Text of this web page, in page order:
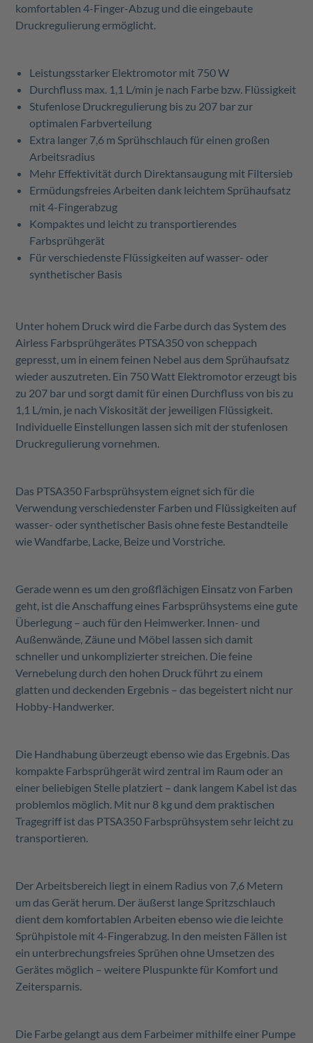
komfortablen 4-Finger-Abzug und die eingebaute
Druckregulierung ermöglicht.
Leistungsstarker Elektromotor mit 750 W
Durchfluss max. 1,1 L/min je nach Farbe bzw. Flüssigkeit
Stufenlose Druckregulierung bis zu 207 bar zur
optimalen Farbverteilung
Extra langer 7,6 m Sprühschlauch für einen großen
Arbeitsradius
Mehr Effektivität durch Direktansaugung mit Filtersieb
Ermüdungsfreies Arbeiten dank leichtem Sprühaufsatz
mit 4-Fingerabzug
Kompaktes und leicht zu transportierendes
Farbsprühgerät
Für verschiedenste Flüssigkeiten auf wasser- oder
synthetischer Basis
Unter hohem Druck wird die Farbe durch das System des
Airless Farbsprühgerätes PTSA350 von scheppach
gepresst, um in einem feinen Nebel aus dem Sprühaufsatz
wieder auszutreten. Ein 750 Watt Elektromotor erzeugt bis
zu 207 bar und sorgt damit für einen Durchfluss von bis zu
1,1 L/min, je nach Viskosität der jeweiligen Flüssigkeit.
Individuelle Einstellungen lassen sich mit der stufenlosen
Druckregulierung vornehmen.
Das PTSA350 Farbsprühsystem eignet sich für die
Verwendung verschiedenster Farben und Flüssigkeiten auf
wasser- oder synthetischer Basis ohne feste Bestandteile
wie Wandfarbe, Lacke, Beize und Vorstriche.
Gerade wenn es um den großflächigen Einsatz von Farben
geht, ist die Anschaffung eines Farbsprühsystems eine gute
Überlegung – auch für den Heimwerker. Innen- und
Außenwände, Zäune und Möbel lassen sich damit
schneller und unkomplizierter streichen. Die feine
Vernebelung durch den hohen Druck führt zu einem
glatten und deckenden Ergebnis – das begeistert nicht nur
Hobby-Handwerker.
Die Handhabung überzeugt ebenso wie das Ergebnis. Das
kompakte Farbsprühgerät wird zentral im Raum oder an
einer beliebigen Stelle platziert – dank langem Kabel ist das
problemlos möglich. Mit nur 8 kg und dem praktischen
Tragegriff ist das PTSA350 Farbsprühsystem sehr leicht zu
transportieren.
Der Arbeitsbereich liegt in einem Radius von 7,6 Metern
um das Gerät herum. Der äußerst lange Spritzschlauch
dient dem komfortablen Arbeiten ebenso wie die leichte
Sprühpistole mit 4-Fingerabzug. In den meisten Fällen ist
ein unterbrechungsfreies Sprühen ohne Umsetzen des
Gerätes möglich – weitere Pluspunkte für Komfort und
Zeitersparnis.
Die Farbe gelangt aus dem Farbeimer mithilfe einer Pumpe